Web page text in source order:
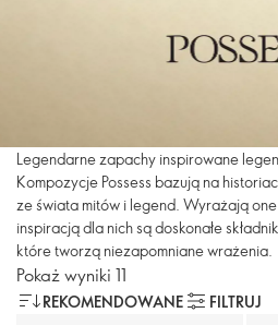
Legendarne zapachy inspirowane
Kompozycje Possess bazują na
ze świata mitów i legend. Wyrażają
inspiracją dla nich są doskonałe
które tworzą niezapomniane wrażenia.
Pokaż wyniki 11
REKOMENDOWANE FILTRUJ